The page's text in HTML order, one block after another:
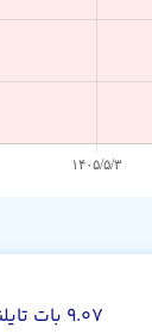
۹.۰۷ بات تایلند